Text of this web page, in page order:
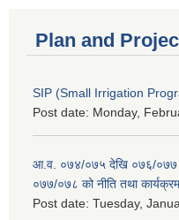
Plan and
SIP (Small Irrigation
Post date: Monday,
आ.व. ०७४/०७५ देखि ०७६/०७७
०७७/०७८ को नीति तथा
Post date: Tuesday,